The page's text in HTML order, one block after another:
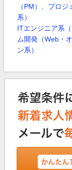
（PM）、プロ
系）
ITエンジニア系
ム開発（Web・
ン系）